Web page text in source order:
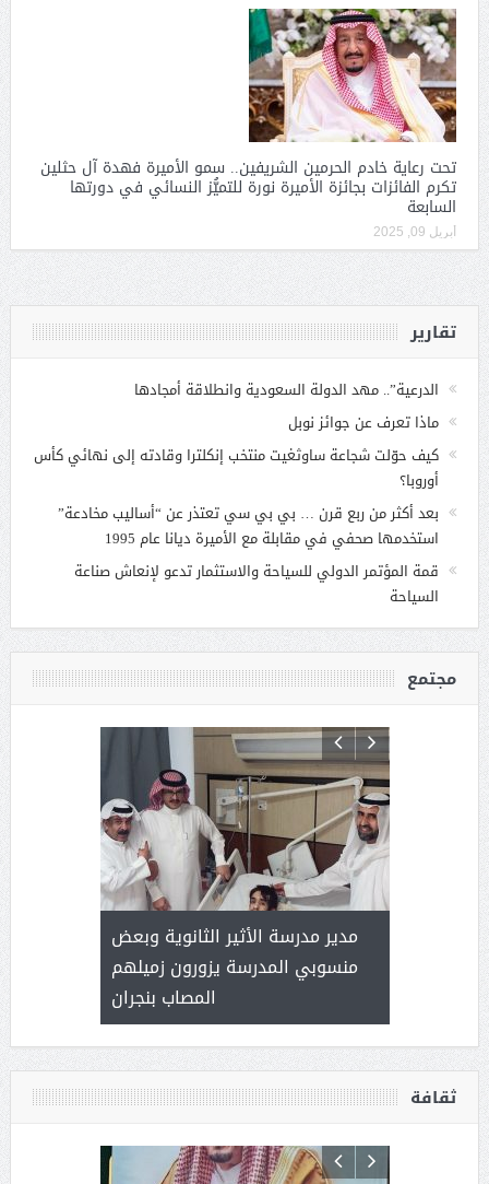
تحت رعاية خادم الحرمين الشريفين.. سمو الأميرة فهدة آل حثلين
تكرم الفائزات بجائزة الأميرة نورة للتميُّز النسائي في دورتها
السابعة
أبريل 09, 2025
تقارير
الدرعية”.. مهد الدولة السعودية وانطلاقة أمجادها
ماذا تعرف عن جوائز نوبل
كيف حوّلت شجاعة ساوثغيت منتخب إنكلترا وقادته إلى نهائي كأس
أوروبا؟
بعد أكثر من ربع قرن … بي بي سي تعتذر عن “أساليب مخادعة”
استخدمها صحفي في مقابلة مع الأميرة ديانا عام 1995
قمة المؤتمر الدولي للسياحة والاستثمار تدعو لإنعاش صناعة
السياحة
مجتمع
( محمد
مدير مدرسة الأثير الثانوية وبعض
منسوبي المدرسة يزورون زميلهم
المصاب بنجران
ثقافة